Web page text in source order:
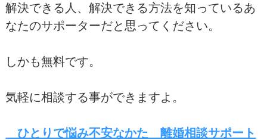
解決できる人、解決できる方法を知っているあ
なたのサポーターだと思ってください。
しかも無料です。
気軽に相談する事ができますよ。
ひとりで悩み不安なかた 離婚相談サポート